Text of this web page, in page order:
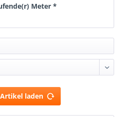
Meter *
laden